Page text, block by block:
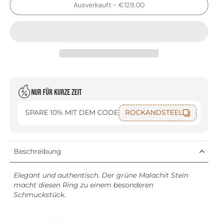
Ausverkauft - €129,00
Nur für kurze Zeit
SPARE 10% MIT DEM CODE ROCKANDSTEEL
Beschreibung
Elegant und authentisch. Der grüne Malachit Stein
macht diesen Ring zu einem besonderen
Schmuckstück.